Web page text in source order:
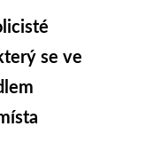
se ve